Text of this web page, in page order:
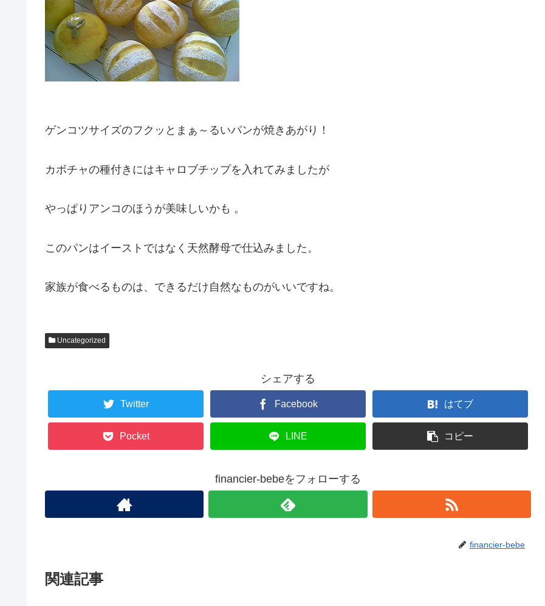
ゲンコツサイズのフクッとまぁ～るいパンが焼きあがり！
カボチャの種付きにはキャロブチップを入れてみましたが
やっぱりアンコのほうが美味しいかも 。
このパンはイーストではなく天然酵母で仕込みました。
家族が食べるものは、できるだけ自然なものがいいですね。
Uncategorized
シェアする
Twitter Facebook はてブ
Pocket LINE コピー
financier-bebeをフォローする
financier-bebe
関連記事